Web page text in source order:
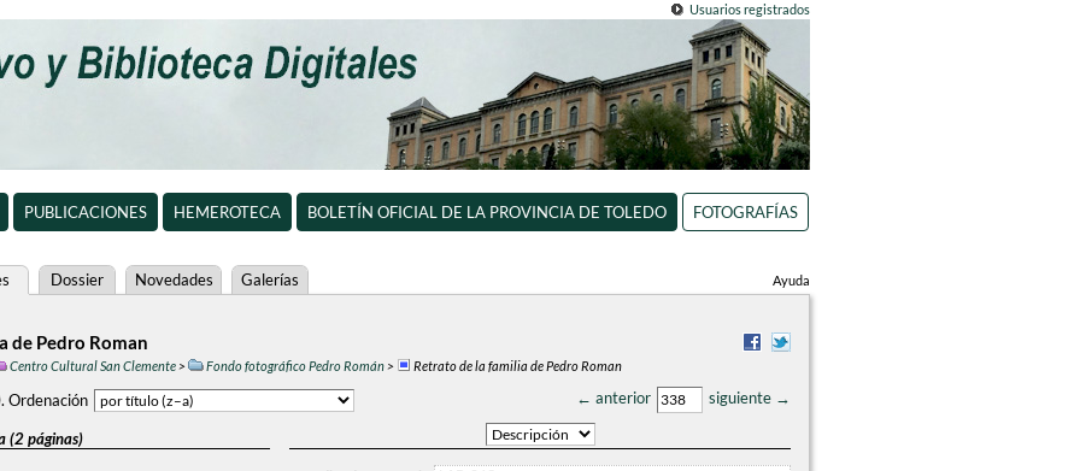
Usuarios registrados
PUBLICACIONES HEMEROTECA BOLETÍN OFICIAL DE LA PROVINCIA DE TOLEDO FOTOGRAFÍAS
Ayuda
Dossier Novedades Galerías
de Pedro Roman
Centro Cultural San Clemente> Fondo fotográfico Pedro Román> Retrato de la familia de Pedro Roman
← anterior siguiente →
. Ordenación
(2 páginas)